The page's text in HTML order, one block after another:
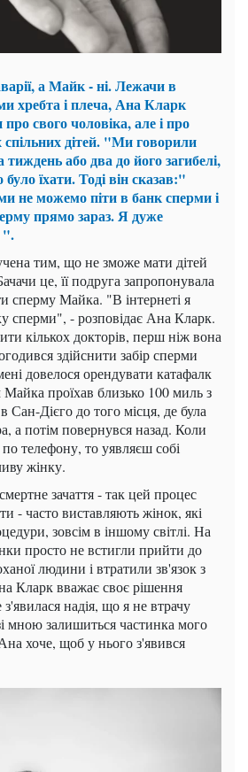
а Майк - ні. Лежачи в
хребта і плеча, Ана Кларк
свого чоловіка, але і про
спільних дітей. "Ми говорили
або два до його загибелі,
їхати. Тоді він сказав:"
не можемо піти в банк сперми і
прямо зараз. Я дуже
".
тим, що не зможе мати дітей
це, її подруга запропонувала
сперму Майка. "В інтернеті я
сперми", - розповідає Ана Кларк.
кількох докторів, перш ніж вона
здійснити забір сперми
довелося орендувати катафалк
проїхав близько 100 миль з
в Сан-Дієго до того місця, де була
а потім повернувся назад. Коли
телефону, то уявляєш собі
жінку.
зачаття - так цей процес
- часто виставляють жінок, які
зовсім в іншому світлі. На
просто не встигли прийти до
людини і втратили зв'язок з
Кларк вважає своє рішення
надія, що я не втрачу
мною залишиться частинка мого
хоче, щоб у нього з'явився